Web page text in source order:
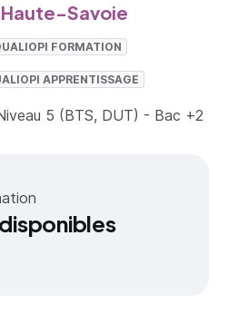
Haute-Savoie
FORMATION
APPRENTISSAGE
5 (BTS, DUT) - Bac +2